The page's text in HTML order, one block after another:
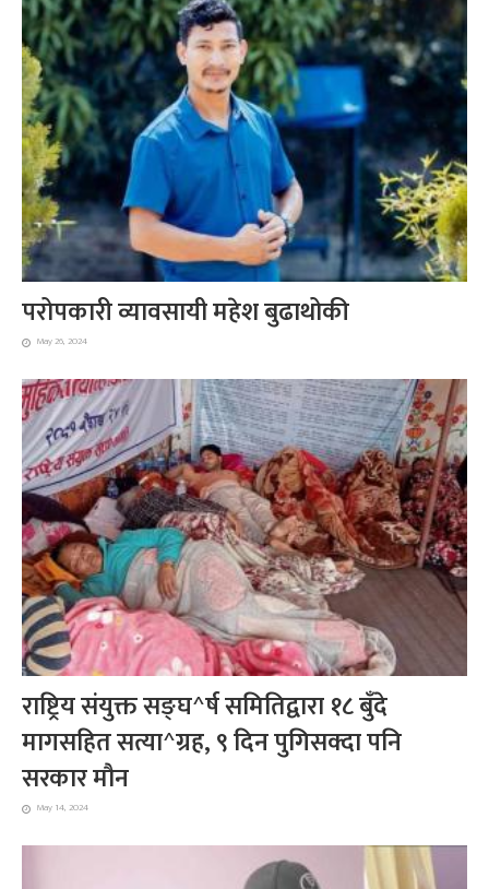
परोपकारी व्यावसायी महेश बुढाथोकी
May 26, 2024
राष्ट्रिय संयुक्त सङ्घ^र्ष समितिद्वारा १८ बुँदे
मागसहित सत्या^ग्रह, ९ दिन पुगिसक्दा पनि
सरकार मौन
May 14, 2024